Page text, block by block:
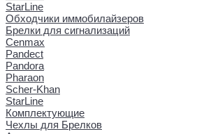
StarLine
Обходчики иммобилайзеров
Брелки для сигнализаций
Cenmax
Pandect
Pandora
Pharaon
Scher-Khan
StarLine
Комплектующие
Чехлы для Брелков